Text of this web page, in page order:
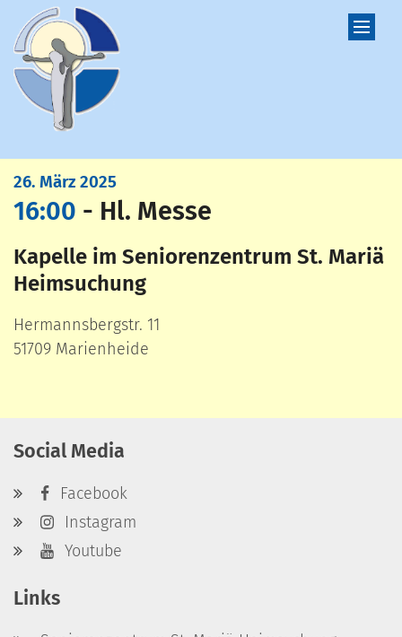
Zum Inhalt springen
26. März 2025:
16:00 Hl. Messe
Kapelle im Seniorenzentrum St. Mariä
Heimsuchung
Hermannsbergstr. 11
51709 Marienheide
Social Media
Facebook
Instagram
Youtube
Links